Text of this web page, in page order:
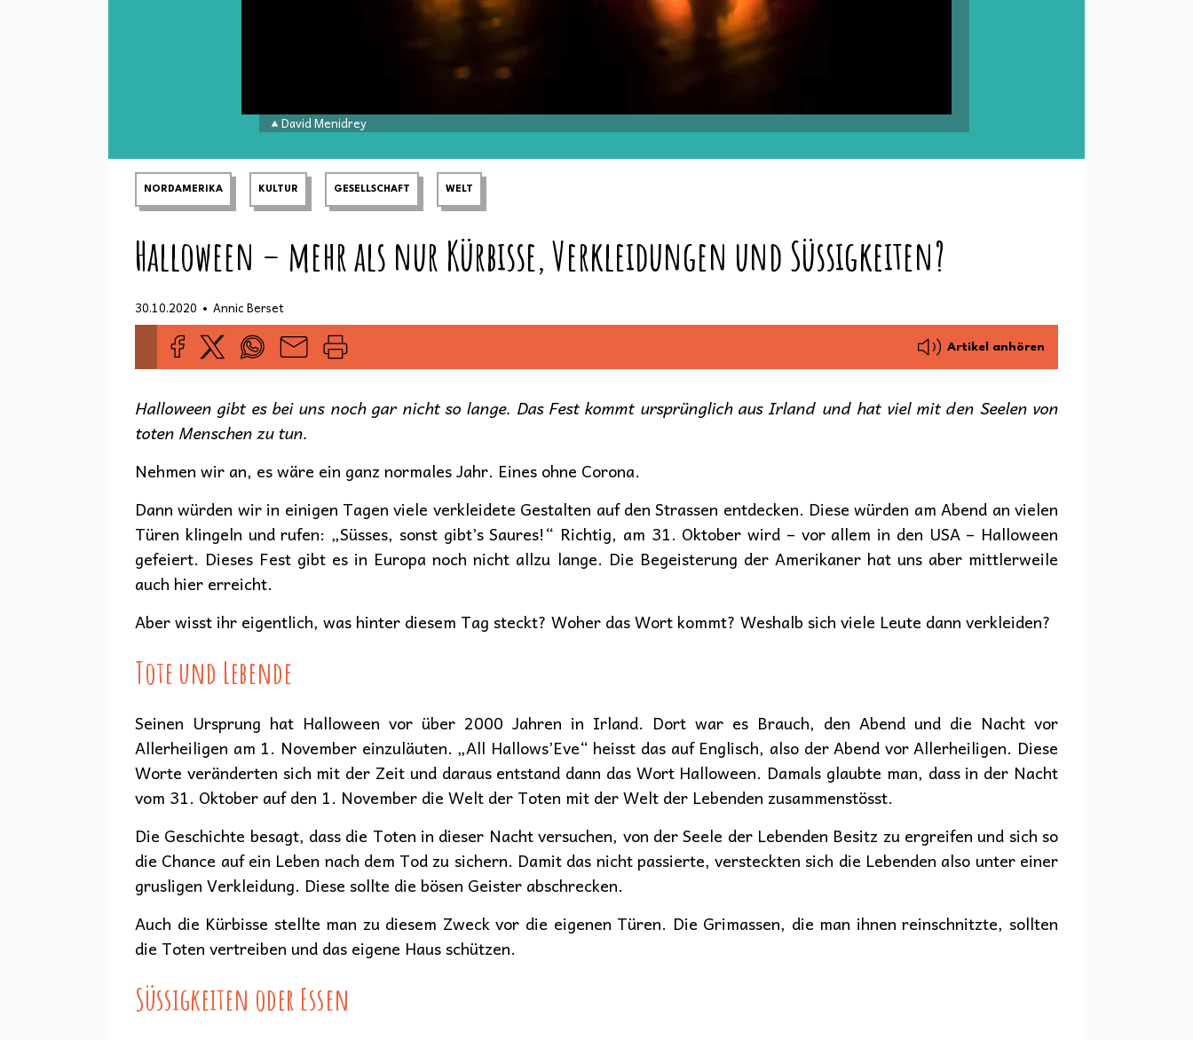
David Menidrey
NORDAMERIKA KULTUR GESELLSCHAFT WELT
Halloween – mehr als nur Kürbisse, Verkleidungen und Süssigkeiten?
30.10.2020 • Annic Berset
Artikel anhören
Halloween gibt es bei uns noch gar nicht so lange. Das Fest kommt ursprünglich aus Irland und hat viel mit den Seelen von
toten Menschen zu tun.
Nehmen wir an, es wäre ein ganz normales Jahr. Eines ohne Corona.
Dann würden wir in einigen Tagen viele verkleidete Gestalten auf den Strassen entdecken. Diese würden am Abend an vielen
Türen klingeln und rufen: „Süsses, sonst gibt’s Saures!“ Richtig, am 31. Oktober wird – vor allem in den USA – Halloween
gefeiert. Dieses Fest gibt es in Europa noch nicht allzu lange. Die Begeisterung der Amerikaner hat uns aber mittlerweile
auch hier erreicht.
Aber wisst ihr eigentlich, was hinter diesem Tag steckt? Woher das Wort kommt? Weshalb sich viele Leute dann verkleiden?
Tote und Lebende
Seinen Ursprung hat Halloween vor über 2000 Jahren in Irland. Dort war es Brauch, den Abend und die Nacht vor
Allerheiligen am 1. November einzuläuten. „All Hallows’Eve“ heisst das auf Englisch, also der Abend vor Allerheiligen. Diese
Worte veränderten sich mit der Zeit und daraus entstand dann das Wort Halloween. Damals glaubte man, dass in der Nacht
vom 31. Oktober auf den 1. November die Welt der Toten mit der Welt der Lebenden zusammenstösst.
Die Geschichte besagt, dass die Toten in dieser Nacht versuchen, von der Seele der Lebenden Besitz zu ergreifen und sich so
die Chance auf ein Leben nach dem Tod zu sichern. Damit das nicht passierte, versteckten sich die Lebenden also unter einer
grusligen Verkleidung. Diese sollte die bösen Geister abschrecken.
Auch die Kürbisse stellte man zu diesem Zweck vor die eigenen Türen. Die Grimassen, die man ihnen reinschnitzte, sollten
die Toten vertreiben und das eigene Haus schützen.
Süssigkeiten oder Essen